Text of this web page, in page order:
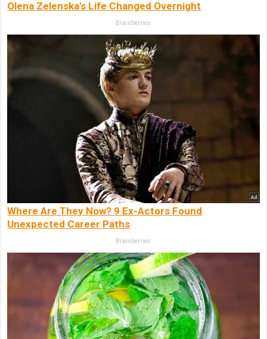
Olena Zelenska's Life Changed Overnight
Brainberries
Where Are They Now? 9 Ex-Actors Found
Unexpected Career Paths
Brainberries